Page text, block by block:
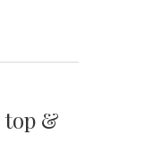
top &